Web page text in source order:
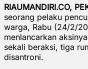
RIAUMANDIRI.CO,
seorang pelaku
warga, Rabu (24/2/
menlancarkan
sekali beraksi, tiga
disantroni.